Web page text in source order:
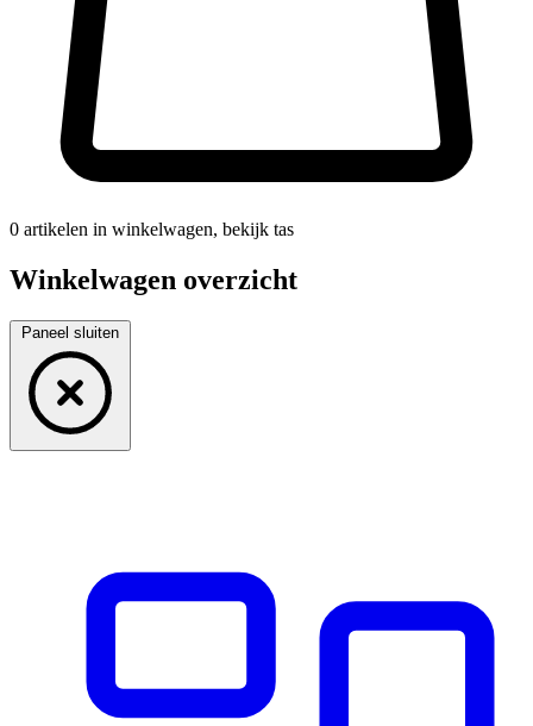
0 artikelen in winkelwagen, bekijk tas
Winkelwagen overzicht
Paneel sluiten